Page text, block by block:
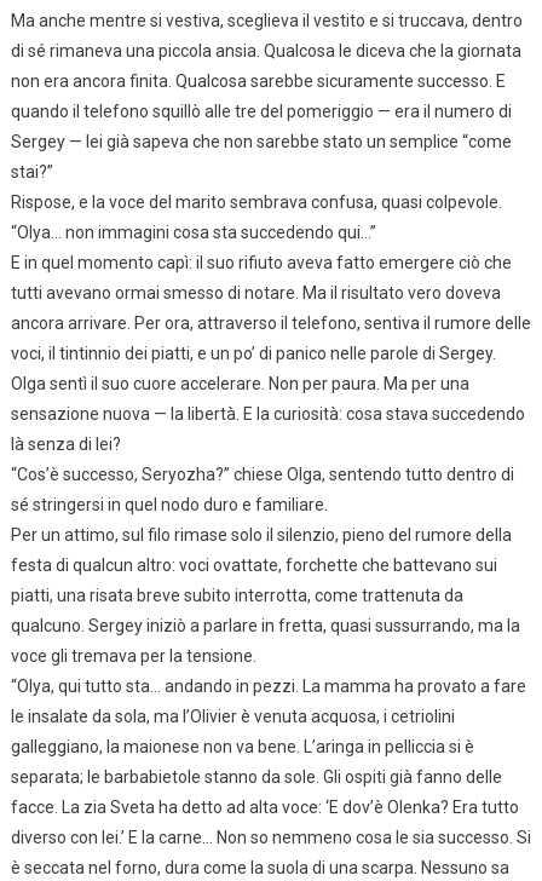
Ma anche mentre si vestiva, sceglieva il vestito e si truccava, dentro
di sé rimaneva una piccola ansia. Qualcosa le diceva che la giornata
non era ancora finita. Qualcosa sarebbe sicuramente successo. E
quando il telefono squillò alle tre del pomeriggio — era il numero di
Sergey — lei già sapeva che non sarebbe stato un semplice “come
stai?”
Rispose, e la voce del marito sembrava confusa, quasi colpevole.
“Olya… non immagini cosa sta succedendo qui…”
E in quel momento capì: il suo rifiuto aveva fatto emergere ciò che
tutti avevano ormai smesso di notare. Ma il risultato vero doveva
ancora arrivare. Per ora, attraverso il telefono, sentiva il rumore delle
voci, il tintinnio dei piatti, e un po’ di panico nelle parole di Sergey.
Olga sentì il suo cuore accelerare. Non per paura. Ma per una
sensazione nuova — la libertà. E la curiosità: cosa stava succedendo
là senza di lei?
“Cos’è successo, Seryozha?” chiese Olga, sentendo tutto dentro di
sé stringersi in quel nodo duro e familiare.
Per un attimo, sul filo rimase solo il silenzio, pieno del rumore della
festa di qualcun altro: voci ovattate, forchette che battevano sui
piatti, una risata breve subito interrotta, come trattenuta da
qualcuno. Sergey iniziò a parlare in fretta, quasi sussurrando, ma la
voce gli tremava per la tensione.
“Olya, qui tutto sta… andando in pezzi. La mamma ha provato a fare
le insalate da sola, ma l’Olivier è venuta acquosa, i cetriolini
galleggiano, la maionese non va bene. L’aringa in pelliccia si è
separata; le barbabietole stanno da sole. Gli ospiti già fanno delle
facce. La zia Sveta ha detto ad alta voce: ‘E dov’è Olenka? Era tutto
diverso con lei.’ E la carne… Non so nemmeno cosa le sia successo. Si
è seccata nel forno, dura come la suola di una scarpa. Nessuno sa